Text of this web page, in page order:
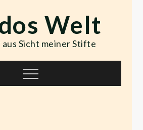
Welt
Sicht meiner Stifte
Menu